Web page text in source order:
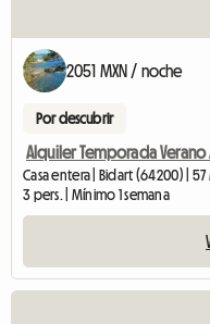
2051 MXN / noche
Por descubrir
Alquiler Temporada Verano
Casa entera | Bidart (64200) | 57
3 pers. | Mínimo 1 semana